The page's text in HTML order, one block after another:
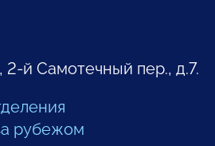
2-й Самотечный пер., д.7.
рубежом